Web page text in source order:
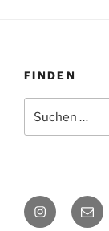
FINDEN
nach:
Instagram
E-
Mail